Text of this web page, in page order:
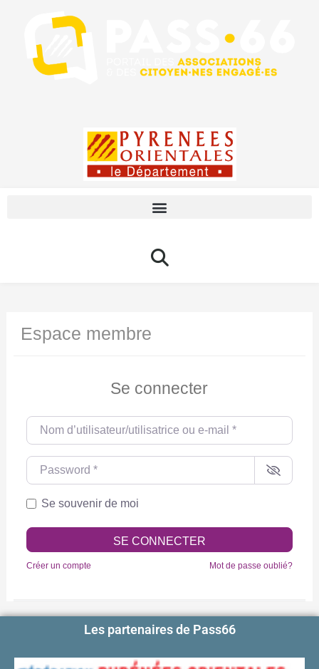
Espace membre
Se connecter
Nom d’utilisateur/utilisatrice ou e-mail
Password
Se souvenir de moi
SE CONNECTER
Créer un compte Mot de passe oublié?
Les partenaires de Pass66